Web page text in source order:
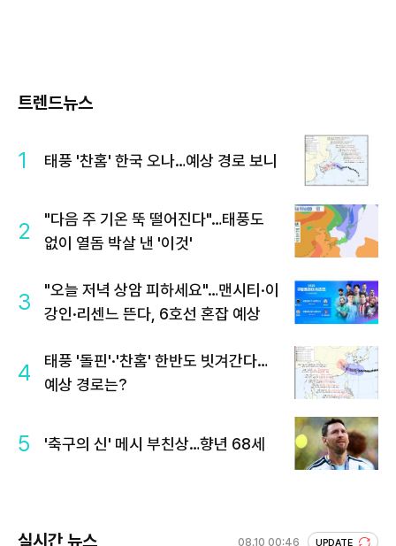
트렌드뉴스
1 태풍 '찬홈' 한국 오나…예상 경로 보니
2
"다음 주 기온 뚝 떨어진다"…태풍도
없이 열돔 박살 낸 '이것'
3
"오늘 저녁 상암 피하세요"…맨시티·이
강인·리센느 뜬다, 6호선 혼잡 예상
4
태풍 '돌핀'·'찬홈' 한반도 빗겨간다…
예상 경로는?
5 '축구의 신' 메시 부친상…향년 68세
실시간 뉴스 08.10 00:46 UPDATE